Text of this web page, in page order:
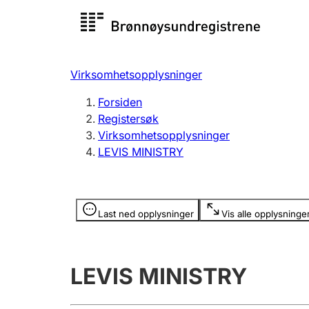
Registersøk
Registrere, endre, slette
Virksomhetsopplysninger
Forsiden
Registersøk
Virksomhetsopplysninger
LEVIS MINISTRY
Last ned opplysninger Vis alle
Opplysninger er skjult
LEVIS MINISTRY